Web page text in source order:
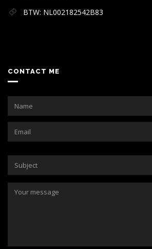
BTW: NL002182542B83
CONTACT ME